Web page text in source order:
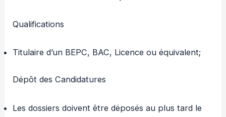
Qualifications
Titulaire d’un BEPC, BAC, Licence ou équivalent;
Dépôt des Candidatures
Les dossiers doivent être déposés au plus tard le